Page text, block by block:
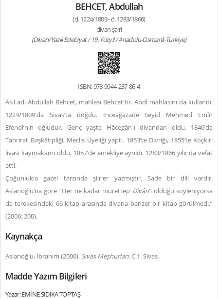
BEHCET, Abdullah
(d. 1224/1809 - ö. 1283/1866)
divan şairi
(Divan/Yazılı Edebiyat / 19. Yüzyıl / Anadolu-Osmanlı-Türkiye)
ISBN: 978-9944-237-86-4
Asıl adı Abdullah Behcet, mahlası Behcet'tir. Abdî mahlasını da kullandı.
1224/1809'da Sivas’ta doğdu. İnceağazade Seyid Mehmed Emîn
Efendi’nin oğludur. Genç yaşta Hâcegân-ı divandan oldu. 1846’da
Tahrirat Başkâtipliği, Meclis Üyeliği yaptı. 1853’te Divriği, 1855’te Koçkiri
livası kaymakamı oldu, 1857’de emekliye ayrıldı. 1283/1866 yılında vefat
etti.
Çoğunlukla gazel tarzında şiirler yazmıştır. Sade bir dili vardır.
Aslanoğlu’na göre “Her ne kadar mürettep Dîvân'ı olduğu söyleniyorsa
da terekesindeki 66 kitap arasında divana benzer bir kitap görülmedi.”
(2006: 200).
Kaynakça
Aslanoğlu, İbrahim (2006). Sıvas Meşhurları. C.1. Sivas.
Madde Yazım Bilgileri
Yazar: EMİNE SIDIKA TOPTAŞ